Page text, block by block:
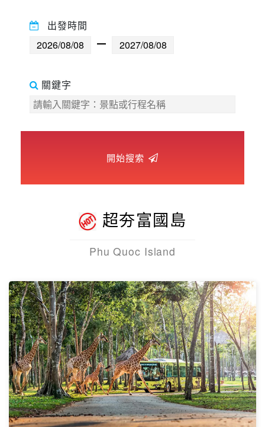
世界臻旅
歐洲之旅
出發時間
關鍵字
開始搜索
超夯富國島
Phu Quoc Island